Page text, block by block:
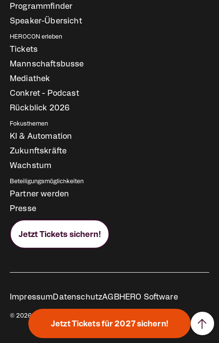
Jetzt Tickets für 2027 sichern! ↑
Programmfinder
Speaker-Übersicht
HEROCON erleben
Tickets
Mannschaftsbusse
Mediathek
Conkret - Podcast
Rückblick 2026
Fokusthemen
KI & Automation
Zukunftskräfte
Wachstum
Beteiligungsmöglichkeiten
Partner werden
Presse
Jetzt Tickets sichern!
© 2026 All rights reserved.
Rechtliches
ImpressumDatenschutzAGBHERO Software